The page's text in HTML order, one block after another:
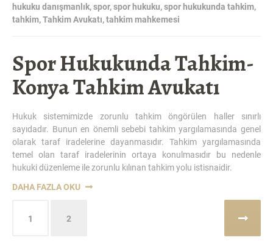
hukuku danışmanlık,spor,spor hukuku,spor hukukunda tahkim,
tahkim,Tahkim Avukatı,tahkim mahkemesi
Spor Hukukunda Tahkim-
Konya Tahkim Avukatı
Hukuk sistemimizde zorunlu tahkim öngörülen haller sınırlı
sayıdadır. Bunun en önemli sebebi tahkim yargılamasında genel
olarak taraf iradelerine dayanmasıdır. Tahkim yargılamasında
temel olan taraf iradelerinin ortaya konulmasıdır bu nedenle
hukuki düzenleme ile zorunlu kılınan tahkim yolu istisnaidir.
DAHA FAZLA OKU“SPOR
Yazı
sayfalaması
1 2